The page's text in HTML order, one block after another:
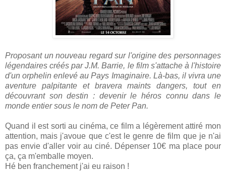
Proposant un nouveau regard sur l'origine des personnages
légendaires créés par J.M. Barrie, le film s'attache à l'histoire
d'un orphelin enlevé au Pays Imaginaire. Là-bas, il vivra une
aventure palpitante et bravera maints dangers, tout en
découvrant son destin : devenir le héros connu dans le
monde entier sous le nom de Peter Pan.
Quand il est sorti au cinéma, ce film a légèrement attiré mon
attention, mais j'avoue que c'est le genre de film que je n'ai
pas envie d'aller voir au ciné. Dépenser 10€ ma place pour
ça, ça m'emballe moyen.
Hé ben franchement j'ai eu raison !